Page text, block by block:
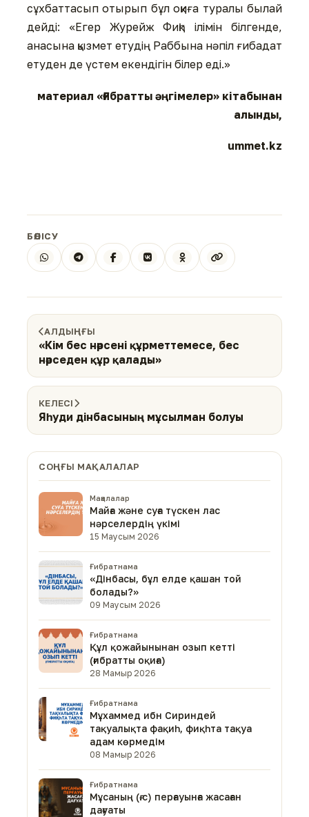
сұхбаттасып отырып бұл оқиға туралы былай
дейді: «Егер Журейж Фиқһ ілімін білгенде,
анасына қызмет етудің Раббына нәпіл ғибадат
етуден де үстем екендігін білер еді.»
материал «Ғибратты әңгімелер» кітабынан
алынды,
ummet.kz
БӨЛІСУ
АЛДЫҢҒЫ
«Кім бес нәрсені құрметтемесе, бес
нәрседен құр қалады»
КЕЛЕСІ
Яһуди дінбасының мұсылман болуы
СОҢҒЫ МАҚАЛАЛАР
Мақалалар
Майға және суға түскен лас
нәрселердің үкімі
15 Маусым 2026
Ғибратнама
«Дінбасы, бұл елде қашан той
болады?»
09 Маусым 2026
Ғибратнама
Құл қожайынынан озып кетті
(ғибратты оқиға)
28 Мамыр 2026
Ғибратнама
Мұхаммед ибн Сириндей
тақуалықта фақиһ, фиқһта тақуа
адам көрмедім
08 Мамыр 2026
Ғибратнама
Мұсаның (ғ.с) перғауынға жасаған
дағуаты